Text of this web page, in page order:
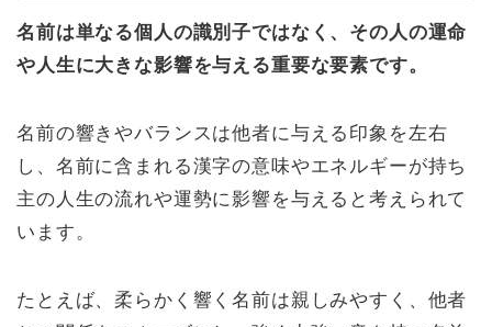
名前は単なる個人の識別子ではなく、その人の運命
や人生に大きな影響を与える重要な要素です。
名前の響きやバランスは他者に与える印象を左右
し、名前に含まれる漢字の意味やエネルギーが持ち
主の人生の流れや運勢に影響を与えると考えられて
います。
たとえば、柔らかく響く名前は親しみやすく、他者